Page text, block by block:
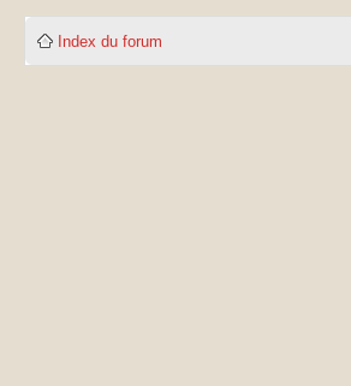
Index du forum